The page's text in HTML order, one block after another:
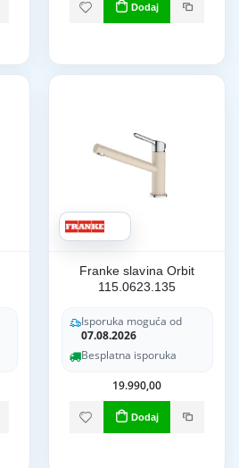
Dodaj
Franke slavina Orbit
115.0623.135
Isporuka moguća od
07.08.2026
Besplatna isporuka
19.990,00
Dodaj